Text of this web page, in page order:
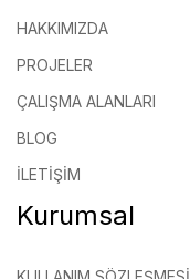
HAKKIMIZDA
PROJELER
ÇALIŞMA ALANLARI
BLOG
İLETIŞIM
Kurumsal